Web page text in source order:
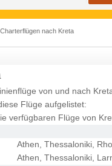
Charterflügen nach Kreta
von und nach
Flüge aufgelistet:
verfügbaren Flüge von
Athen, Thessaloniki,
Athen, Thessaloniki,